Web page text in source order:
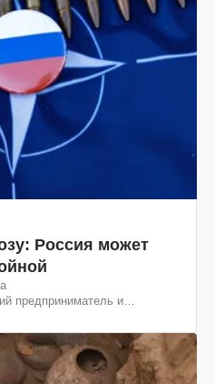
Россия может
предприниматель и